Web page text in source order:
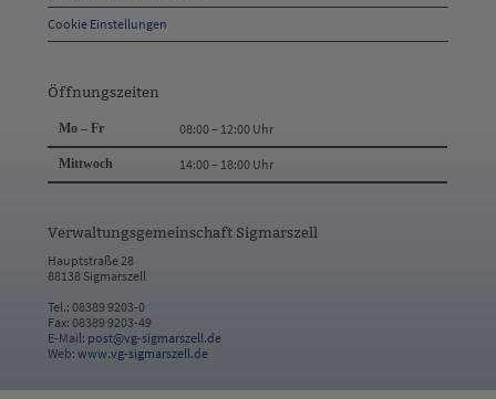
Cookie Einstellungen
Öffnungszeiten
Mo – Fr 08:00 – 12:00 Uhr
Mittwoch 14:00 – 18:00 Uhr
Verwaltungsgemeinschaft Sigmarszell
Hauptstraße 28
88138 Sigmarszell
Tel.: 08389 9203-0
Fax: 08389 9203-49
E-Mail: post@vg-sigmarszell.de
Web:www.vg-sigmarszell.de